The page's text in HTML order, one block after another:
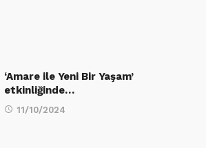
‘Amare ile Yeni Bir Yaşam’
etkinliğinde…
11/10/2024